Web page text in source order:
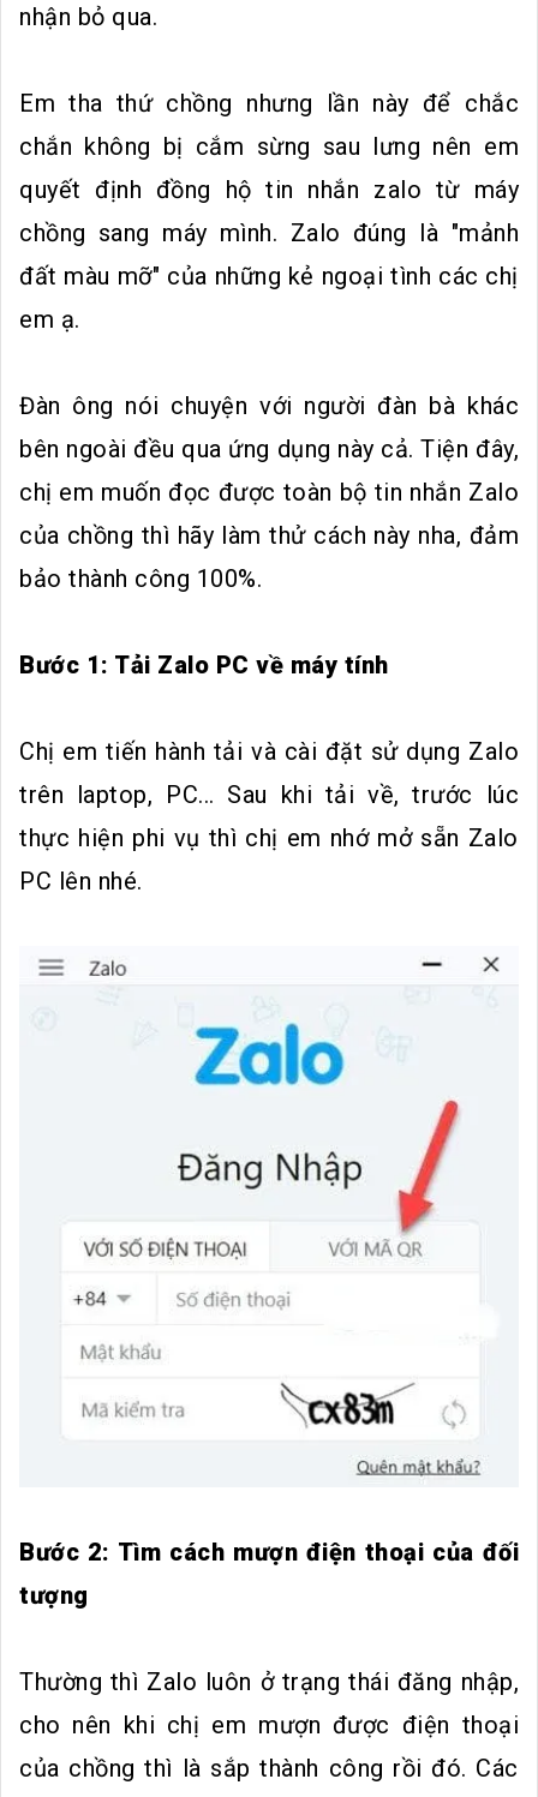
nhận bỏ qua.
Em tha thứ chồng nhưng lần này để chắc
chắn không bị cắm sừng sau lưng nên em
quyết định đồng hộ tin nhắn zalo từ máy
chồng sang máy mình. Zalo đúng là "mảnh
đất màu mỡ" của những kẻ ngoại tình các chị
em ạ.
Đàn ông nói chuyện với người đàn bà khác
bên ngoài đều qua ứng dụng này cả. Tiện đây,
chị em muốn đọc được toàn bộ tin nhắn Zalo
của chồng thì hãy làm thử cách này nha, đảm
bảo thành công 100%.
Bước 1: Tải Zalo PC về máy tính
Chị em tiến hành tải và cài đặt sử dụng Zalo
trên laptop, PC... Sau khi tải về, trước lúc
thực hiện phi vụ thì chị em nhớ mở sẵn Zalo
PC lên nhé.
Bước 2: Tìm cách mượn điện thoại của đối
tượng
Thường thì Zalo luôn ở trạng thái đăng nhập,
cho nên khi chị em mượn được điện thoại
của chồng thì là sắp thành công rồi đó. Các